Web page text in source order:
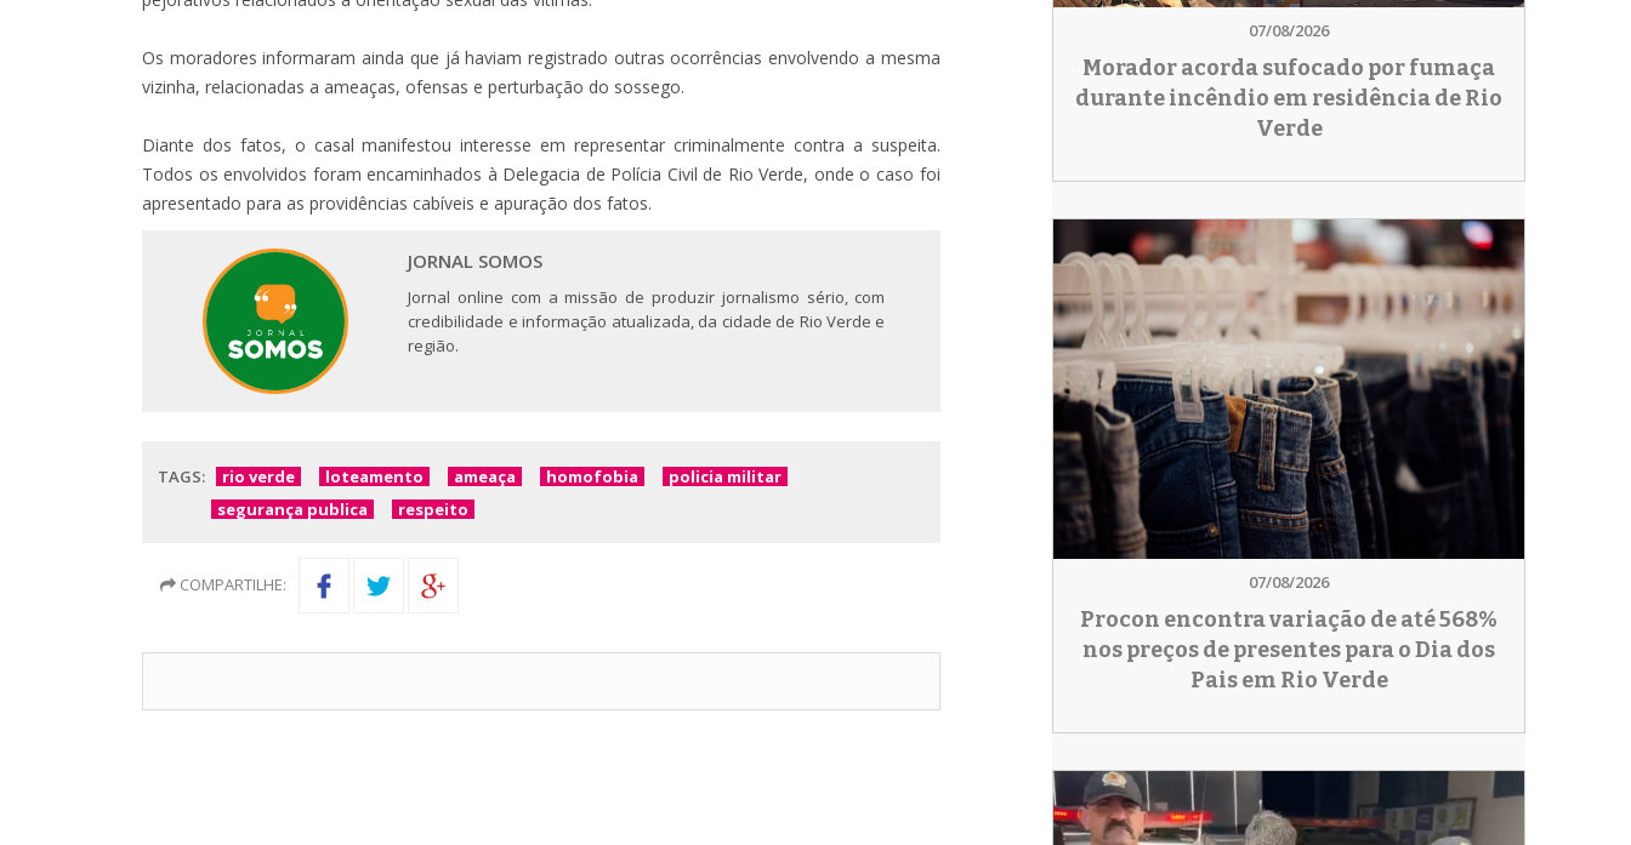
Os moradores informaram ainda que já haviam registrado outras ocorrências envolvendo a mesma
vizinha, relacionadas a ameaças, ofensas e perturbação do sossego.
Diante dos fatos, o casal manifestou interesse em representar criminalmente contra a suspeita.
Todos os envolvidos foram encaminhados à Delegacia de Polícia Civil de Rio Verde, onde o caso foi
apresentado para as providências cabíveis e apuração dos fatos.
JORNAL SOMOS
Jornal online com a missão de produzir jornalismo sério, com
credibilidade e informação atualizada, da cidade de Rio Verde e
região.
TAGS: rio verde loteamento ameaça homofobia
policia militar
segurança publica
respeito
COMPARTILHE:
07/08/2026
Morador acorda sufocado por fumaça
durante incêndio em residência de Rio
Verde
07/08/2026
Procon encontra variação de até 568%
nos preços de presentes para o Dia dos
Pais em Rio Verde